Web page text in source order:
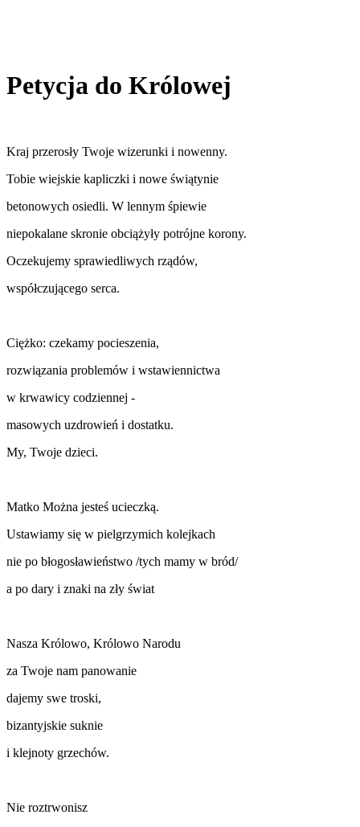
Petycja do Królowej
Kraj przerosły Twoje wizerunki i nowenny.
Tobie wiejskie kapliczki i nowe świątynie
betonowych osiedli. W lennym śpiewie
niepokalane skronie obciążyły potrójne korony.
Oczekujemy sprawiedliwych rządów,
współczującego serca.
Ciężko: czekamy pocieszenia,
rozwiązania problemów i wstawiennictwa
w krwawicy codziennej -
masowych uzdrowień i dostatku.
My, Twoje dzieci.
Matko Można jesteś ucieczką.
Ustawiamy się w pielgrzymich kolejkach
nie po błogosławieństwo /tych mamy w bród/
a po dary i znaki na zły świat
Nasza Królowo, Królowo Narodu
za Twoje nam panowanie
dajemy swe troski,
bizantyjskie suknie
i klejnoty grzechów.
Nie roztrwonisz